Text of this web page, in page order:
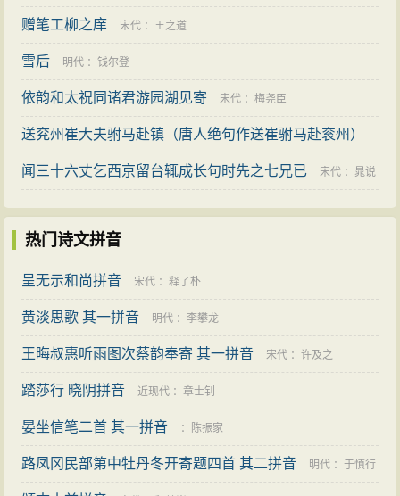
空阁之句题以眇空赋三绝句 其三
赠笔工柳之庠 宋代 ：王之道
雪后 明代 ：钱尔登
依韵和太祝同诸君游园湖见寄 宋代 ：梅尧臣
送兖州崔大夫驸马赴镇（唐人绝句作送崔驸马赴衮州）
唐代：白居易
闻三十六丈乞西京留台辄成长句时先之七兄已 宋代 ： 晁说
之
热门诗文拼音
呈无示和尚拼音 宋代 ：释了朴
黄淡思歌 其一拼音 明代 ：李攀龙
王晦叔惠听雨图次蔡韵奉寄 其一拼音 宋代 ：许及之
踏莎行 晓阴拼音 近现代 ：章士钊
晏坐信笔二首 其一拼音 ： 陈振家
路凤冈民部第中牡丹冬开寄题四首 其二拼音 明代 ：于慎行